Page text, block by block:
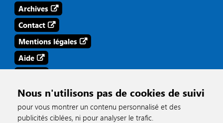
Nous n'utilisons pas de cookies de suivi
pour vous montrer un contenu personnalisé et des
publicités ciblées, ni pour analyser le trafic.
Archives
Contact
Mentions légales
Aide
Aides pour les malentendants